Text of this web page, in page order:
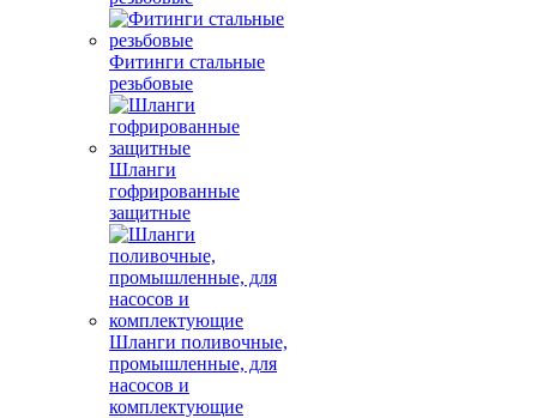
Фитинги стальные
резьбовые
Шланги
гофрированные
защитные
Шланги поливочные,
промышленные, для
насосов и
комплектующие